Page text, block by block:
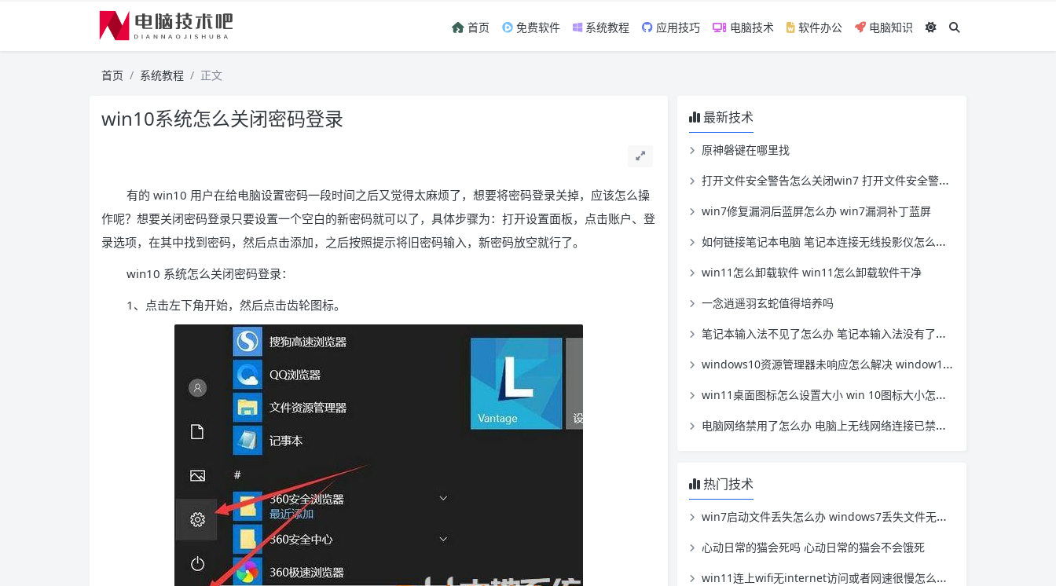
首页 免费软件 系统教程 应用技巧 电脑技术 软件办公 电脑知识
首页 系统教程 正文
win10系统怎么关闭密码登录
有的 win10 用户在给电脑设置密码一段时间之后又觉得太麻烦了，想要将密码登录关掉，应该怎么操
作呢？想要关闭密码登录只要设置一个空白的新密码就可以了，具体步骤为：打开设置面板，点击账户、登
录选项，在其中找到密码，然后点击添加，之后按照提示将旧密码输入，新密码放空就行了。
win10 系统怎么关闭密码登录：
1、点击左下角开始，然后点击齿轮图标。
最新技术
原神磐键在哪里找
打开文件安全警告怎么关闭win7 打开文件安全警告怎么关闭win11
win7修复漏洞后蓝屏怎么办 win7漏洞补丁蓝屏
如何链接笔记本电脑 笔记本连接无线投影仪怎么连接
win11怎么卸载软件 win11怎么卸载软件干净
一念逍遥羽玄蛇值得培养吗
笔记本输入法不见了怎么办 笔记本输入法没有了怎么办
windows10资源管理器未响应怎么解决 window10资源管理器无响应
win11桌面图标怎么设置大小 win 10图标大小怎么设置
电脑网络禁用了怎么办 电脑上无线网络连接已禁用怎么办
热门技术
win7启动文件丢失怎么办 windows7丢失文件无法启动怎么办
心动日常的猫会死吗 心动日常的猫会不会饿死
win11连上wifi无internet访问或者网速很慢怎么解决 windows10连WIFI太慢了